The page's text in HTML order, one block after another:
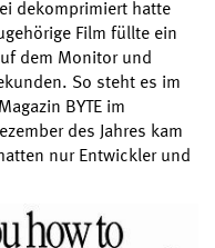
dekomprimiert hatte
Film füllte ein
dem Monitor und
So steht es im
BYTE im
des Jahres kam
nur Entwickler und